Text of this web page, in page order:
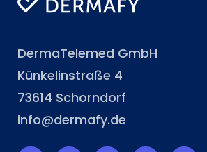
DermaTelemed GmbH
Künkelinstraße 4
73614 Schorndorf
info@dermafy.de